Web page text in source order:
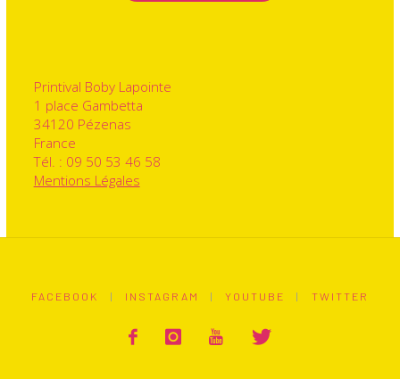
Printival Boby Lapointe
1 place Gambetta
34120 Pézenas
France
Tél. : 09 50 53 46 58
Mentions Légales
FACEBOOK | INSTAGRAM | YOUTUBE | TWITTER